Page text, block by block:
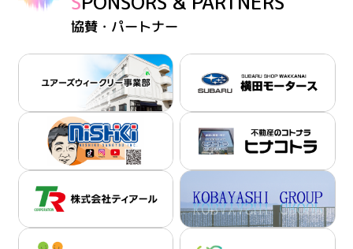
協賛・パートナー